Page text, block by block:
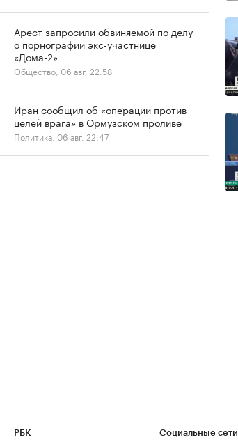
Арест запросили обвиняемой по делу
о порнографии экс-участнице
«Дома-2»
Общество, 06 авг, 22:58
Иран сообщил об «операции против
целей врага» в Ормузском проливе
Политика, 06 авг, 22:47
РБК Социальные сети